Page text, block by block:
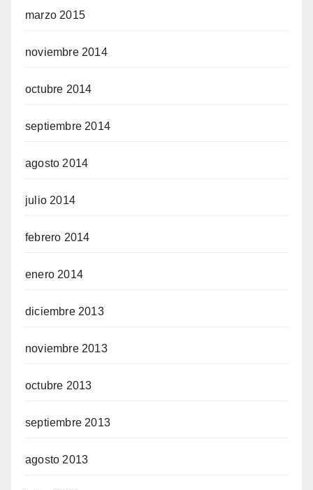
marzo 2015
noviembre 2014
octubre 2014
septiembre 2014
agosto 2014
julio 2014
febrero 2014
enero 2014
diciembre 2013
noviembre 2013
octubre 2013
septiembre 2013
agosto 2013